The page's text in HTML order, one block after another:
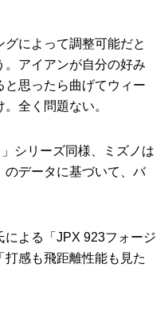
によって調整可能だと
。アイアンが自分の好み
と思ったら曲げてウィー
全く問題ない。
シリーズ同様、ミズノは
のデータに基づいて、バ
による「JPX 923フォージ
打感も飛距離性能も見た